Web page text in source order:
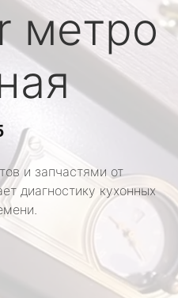
метро
и запчастями от
диагностику кухонных